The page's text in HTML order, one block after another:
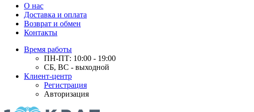
О нас
Доставка и оплата
Возврат и обмен
Контакты
Время работы
ПН-ПТ: 10:00 - 19:00
СБ, ВС - выходной
Клиент-центр
Регистрация
Авторизация